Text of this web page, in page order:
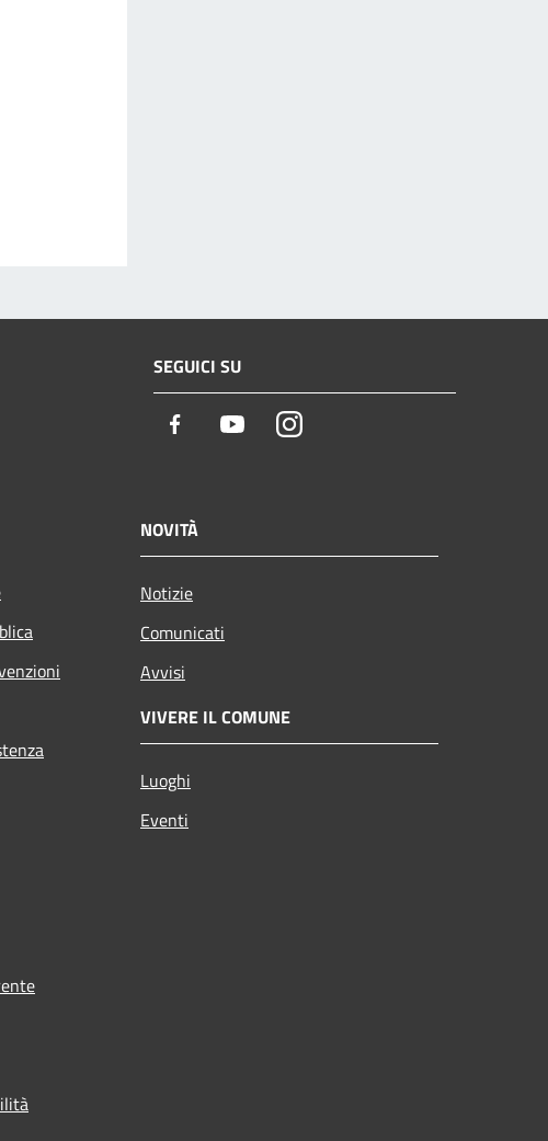
SEGUICI SU
Facebook YoutubeInstagram
NOVITÀ
Notizie
Comunicati
Avvisi
VIVERE IL COMUNE
Luoghi
Eventi